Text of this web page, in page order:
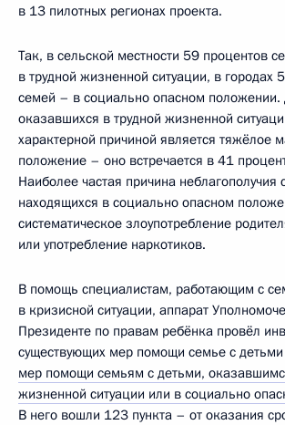
в 13 пилотных регионах проекта.
Так, в сельской местности 59 процентов
в трудной жизненной ситуации, в городах
семей – в социально опасном положении.
оказавшихся в трудной жизненной
характерной причиной является тяжёлое
положение – оно встречается в 41
Наиболее частая причина неблагополучия
находящихся в социально опасном
систематическое злоупотребление
или употребление наркотиков.
В помощь специалистам, работающим с
в кризисной ситуации, аппарат
Президенте по правам ребёнка провёл
существующих мер помощи семье с детьми
мер помощи семьям с детьми,
жизненной ситуации или в социально
В него вошли 123 пункта – от оказания